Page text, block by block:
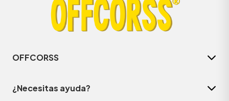
OFFCORSS
¿Necesitas ayuda?